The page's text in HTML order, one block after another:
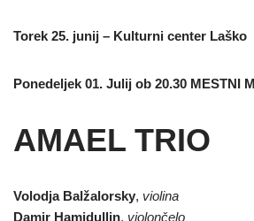
Torek 25. junij – Kulturni center Laško
Ponedeljek 01. Julij ob 20.30 MESTNI
AMAEL TRIO
Volodja Balžalorsky, violina
Damir Hamidullin, violončelo